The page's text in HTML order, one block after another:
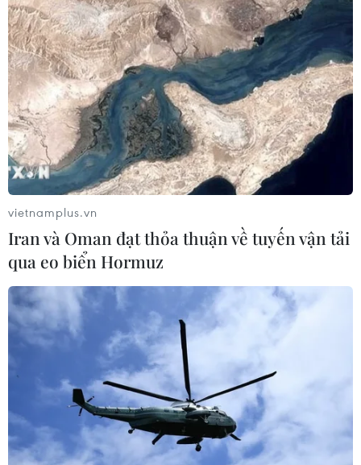
Chủ tịch Trung Quốc Tập Cận Bình bày tỏ hy vọng Mỹ
và Triều Tiên có thể nhượng bộ lẫn nhau và cùng nhau
giải quyết những vấn đề mà hai bên quan ngại, tạo
điều kiện đàm phán về vấn đề hạt nhân.
Trung Quốc và Triều Tiên đạt nhất trí
quan trọng trong nhiều vấn đề
10/01/2019 00:24
Hai nhà lãnh đạo đã có cuộc trao đổi quan điểm sâu
vietnamplus.vn
Iran và Oman đạt thỏa thuận về tuyến vận tải
qua eo biển Hormuz